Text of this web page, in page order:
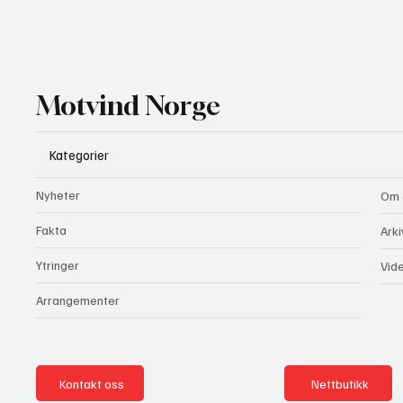
Motvind Norge
Kategorier
Nyheter
Fakta
Ytringer
Arrangementer
Om
Kontakt oss Nettbutikk